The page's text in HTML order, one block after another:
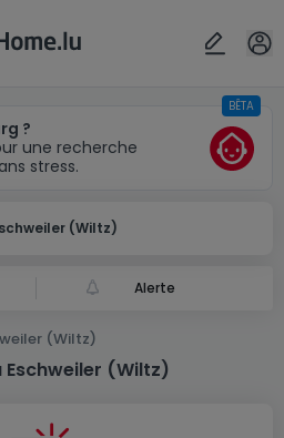
?
une recherche
stress.
BÊTA
(Wiltz)
Alerte
(Wiltz)
(Wiltz)
OK